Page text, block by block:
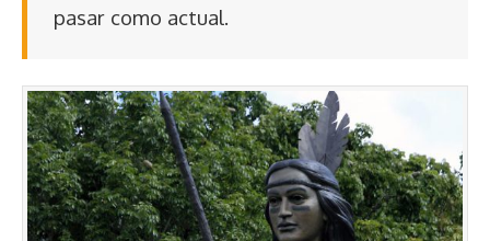
pasar como actual.